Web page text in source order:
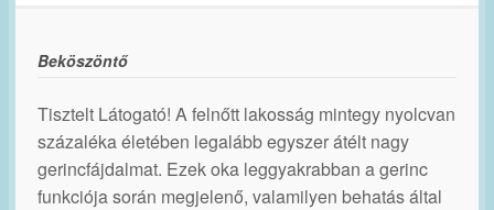
Beköszöntő
Tisztelt Látogató! A felnőtt lakosság mintegy nyolcvan
százaléka életében legalább egyszer átélt nagy
gerincfájdalmat. Ezek oka leggyakrabban a gerinc
funkciója során megjelenő, valamilyen behatás által